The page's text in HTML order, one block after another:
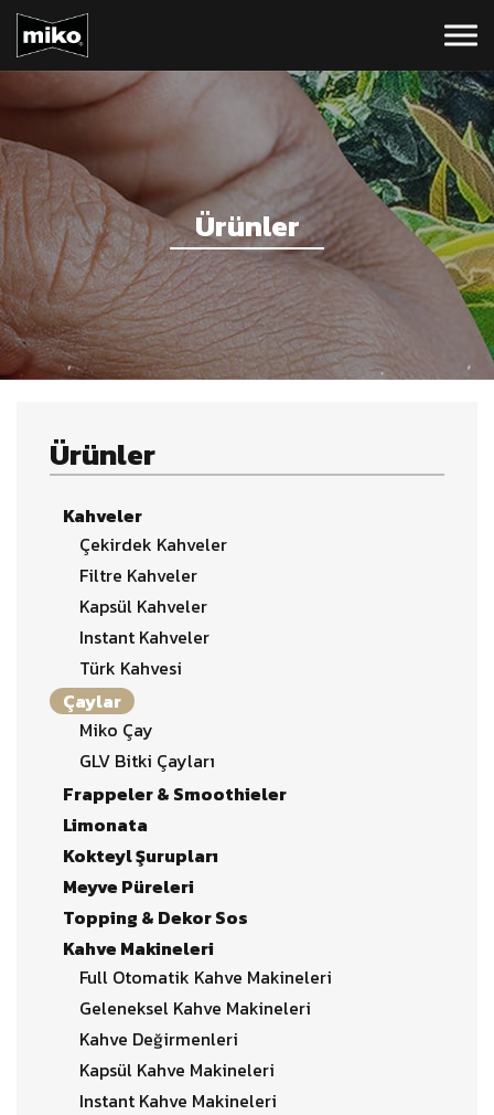
Ürünler
Ürünler
Kahveler
Çekirdek Kahveler
Filtre Kahveler
Kapsül Kahveler
Instant Kahveler
Türk Kahvesi
Çaylar
Miko Çay
GLV Bitki Çayları
Frappeler & Smoothieler
Limonata
Kokteyl Şurupları
Meyve Püreleri
Topping & Dekor Sos
Kahve Makineleri
Full Otomatik Kahve Makineleri
Geleneksel Kahve Makineleri
Kahve Değirmenleri
Kapsül Kahve Makineleri
Instant Kahve Makineleri